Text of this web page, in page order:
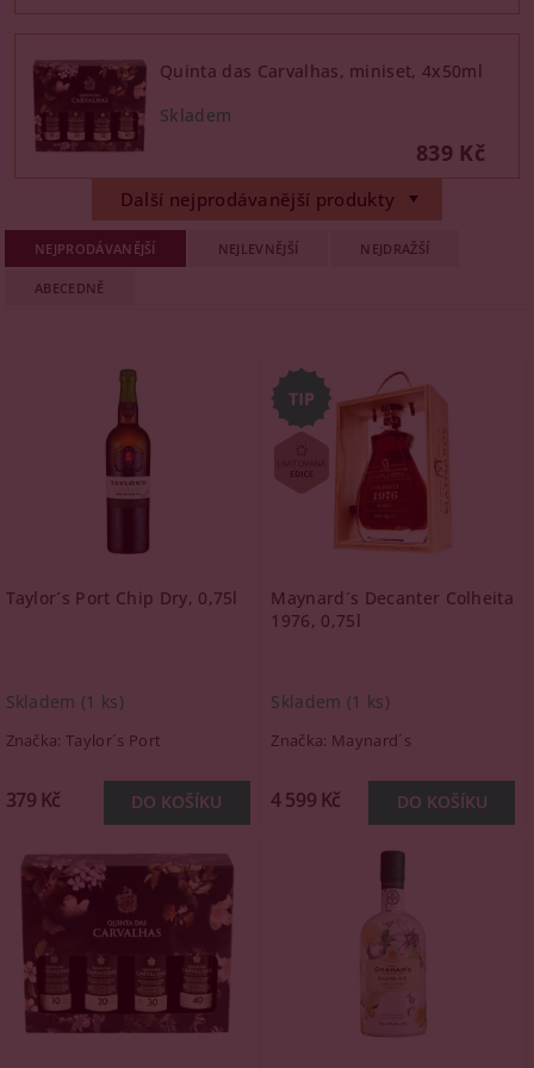
vinařstvíQuinta Vinhos SApak přináší autentický
Doporučení:Nejste si jistí výběrem? Graham's
nebo Taylor's LBV jsou bezpečnou volbou pro
dárek i slavnostní příležitost. Pro každodenní
Presidential Ruby.
Quinta das Carvalhas, miniset, 4x50ml
839 Kč
Další nejprodávanější produkty
NEJPRODÁVANĚJŠÍ NEJLEVNĚJŠÍ NEJDRAŽŠÍ
ABECEDNĚ
Taylor´s Port Chip Dry, 0,75l
Skladem (1 ks)
Značka:Taylor´s Port
379 Kč
Maynard´s Decanter Colheita
1976, 0,75l
Skladem (1 ks)
Značka: Maynard´s
4 599 Kč